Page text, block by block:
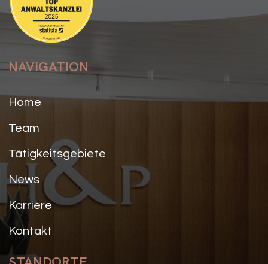
NAVIGATION
Home
Team
Tätigkeitsgebiete
News
Karriere
Kontakt